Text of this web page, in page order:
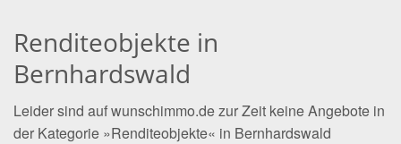
Renditeobjekte in
Bernhardswald
Leider sind auf wunschimmo.de zur Zeit keine Angebote in
der Kategorie »Renditeobjekte« in Bernhardswald